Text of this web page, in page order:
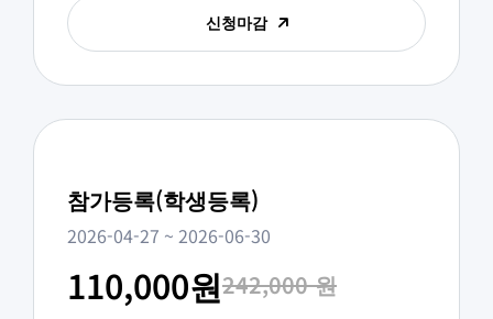
신청마감
참가등록(학생등록)
2026-04-27 ~ 2026-06-30
110,000원242,000 원